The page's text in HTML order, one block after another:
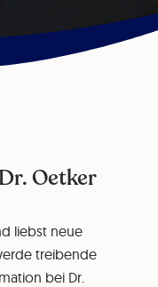
Oetker
liebst neue
treibende
bei Dr.